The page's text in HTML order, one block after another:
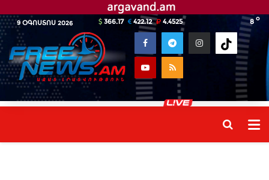
9 ՕԳՈՍՏՈՍ 2026 8 o
366.17 422.12 4.4525